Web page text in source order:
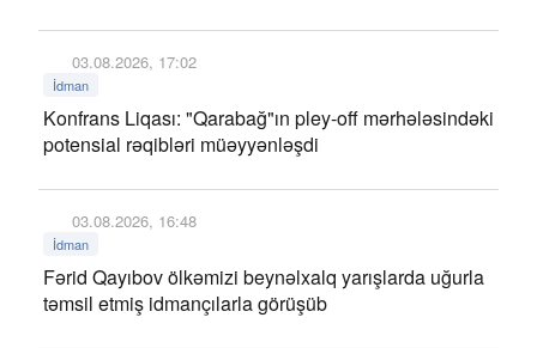
03.08.2026, 17:02
İdman
Konfrans Liqası: "Qarabağ"ın pley-off mərhələsindəki
potensial rəqibləri müəyyənləşdi
03.08.2026, 16:48
İdman
Fərid Qayıbov ölkəmizi beynəlxalq yarışlarda uğurla
təmsil etmiş idmançılarla görüşüb